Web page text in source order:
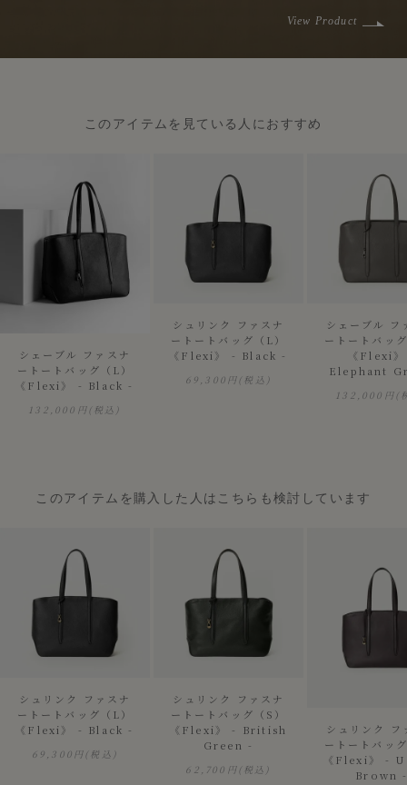
View Product
このアイテムを見ている人におすすめ
シェーブル ファスナ
ートートバッグ（L）
《Flexi》 - Black -
132,000円(税込)
シュリンク ファスナ
ートートバッグ（L）
《Flexi》 - Black -
69,300円(税込)
シェーブル フ
ートートバッ
《Flexi
Elephant
132,000円(
このアイテムを購入した人はこちらも検討しています
シュリンク ファスナ
ートートバッグ（L）
《Flexi》 - Black -
69,300円(税込)
シュリンク ファスナ
ートートバッグ（S）
《Flexi》 - British
Green -
62,700円(税込)
シュリンク フ
ートートバッ
《Flexi》 -
Brown